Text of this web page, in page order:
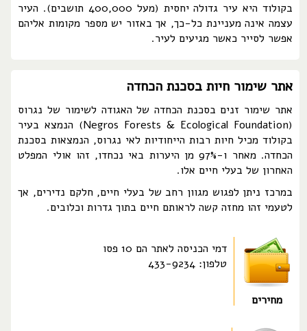
בקולוד היא עיר גדולה יחסית (מעל 400,000 תושבים). העיר
עצמה אינה מעניינת כל-כך, אך באזור יש מספר מקומות אליהם
אפשר לסייר כאשר מגיעים לעיר.
אתר שימור חיות בסכנת הכחדה
אתר שימור זנים בסכנת הכחדה של האגודה לשימור של נגרוס
(Negros Forests & Ecological Foundation) הנמצא בעיר
בקולוד מכיל חיות רבות הייחודיות לאי נגרוס, הנמצאות בסכנת
הכחדה. מאחר ו-97% מן היערות באי נכחדו, זהו אולי המפלט
האחרון של בעלי חיים אלו.
במרכז ניתן לפגוש מגוון רחב של בעלי חיים, חלקם נדירים, אך
לטעמי זהו מחזה קשה לראותם חיים בתוך גדרות וכלובים.
מחירים
דמי הכניסה לאתר הם 10 פסו
טלפון: 433-9234